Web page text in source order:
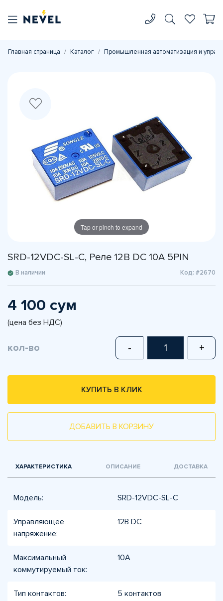
Главная страница Каталог Промышленная автоматизация и
Tap or pinch to expand
SRD-12VDC-SL-C, Реле 12В DC 10A 5PIN
В наличии Код: #2670
4 100 сум
(цена без НДС)
кол-во - +
КУПИТЬ В КЛИК
ДОБАВИТЬ В КОРЗИНУ
ХАРАКТЕРИСТИКА ОПИСАНИЕ ДОСТАВКА
Модель: SRD-12VDC-SL-C
Управляющее
напряжение:
12В DC
Максимальный
коммутируемый ток:
10А
Тип контактов: 5 контактов